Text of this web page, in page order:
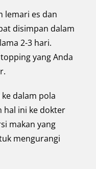
lemari es dan
disimpan dalam
2-3 hari.
yang Anda
dalam pola
hal ini ke dokter
makan yang
mengurangi